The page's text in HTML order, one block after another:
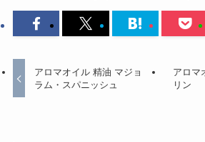
アロマオイル 精油 マジョ
ラム・スパニッシュ
アロマ
リン